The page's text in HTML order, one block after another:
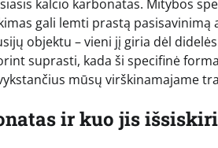
kalcio karbonatas. Mitybos
gali lemti prastą
objektu – vieni jį giria dėl
suprasti, kada ši specifinė
mūsų virškinamajame
ir kuo jis